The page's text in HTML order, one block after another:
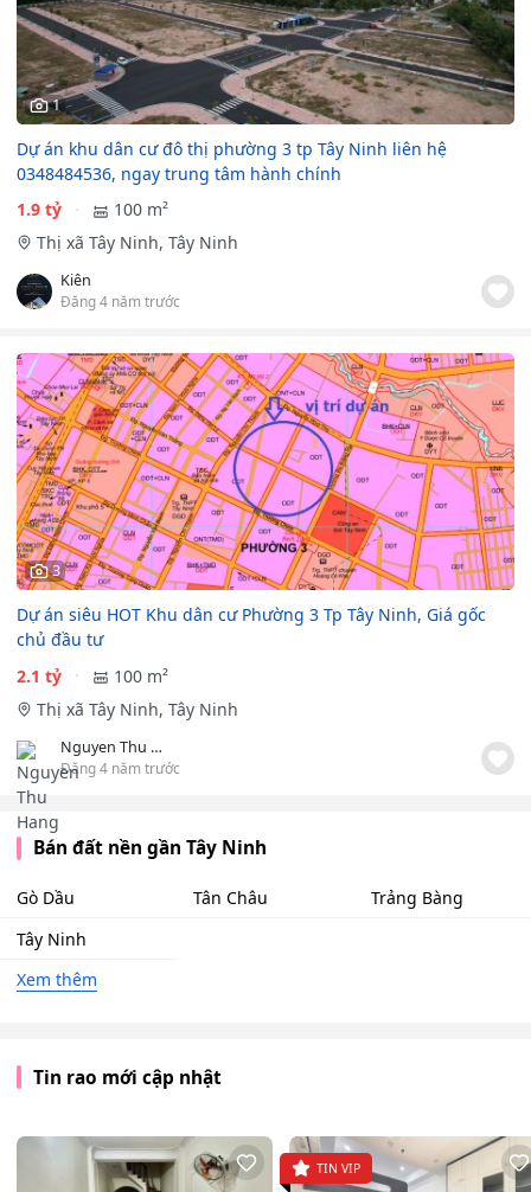
1
Dự án khu dân cư đô thị phường 3 tp Tây Ninh liên hệ
0348484536, ngay trung tâm hành chính
1.9 tỷ
100 m²
Thị xã Tây Ninh, Tây Ninh
Kiên
Đăng 4 năm trước
3
Dự án siêu HOT Khu dân cư Phường 3 Tp Tây Ninh, Giá gốc
chủ đầu tư
2.1 tỷ
100 m²
Thị xã Tây Ninh, Tây Ninh
Nguyen Thu Hang
Đăng 4 năm trước
Bán đất nền gần Tây Ninh
Gò Dầu Tân Châu
Trảng Bàng
Tây Ninh
Xem thêm
Tin rao mới cập nhật
TIN VIP